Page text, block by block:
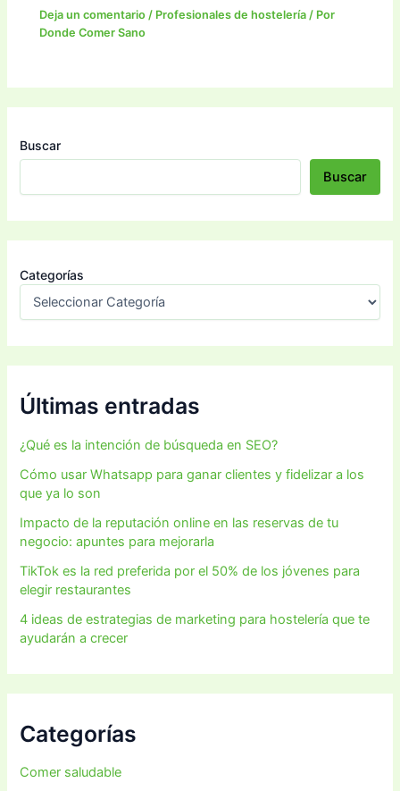
Deja un comentario / Profesionales de hostelería / Por
Donde Comer Sano
Buscar
Buscar
Categorías
Últimas entradas
¿Qué es la intención de búsqueda en SEO?
Cómo usar Whatsapp para ganar clientes y fidelizar a los
que ya lo son
Impacto de la reputación online en las reservas de tu
negocio: apuntes para mejorarla
TikTok es la red preferida por el 50% de los jóvenes para
elegir restaurantes
4 ideas de estrategias de marketing para hostelería que te
ayudarán a crecer
Categorías
Comer saludable